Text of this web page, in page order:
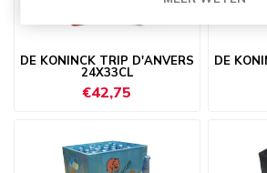
DE KONINCK TRIP D'ANVERS
24X33CL
€42,75
DE